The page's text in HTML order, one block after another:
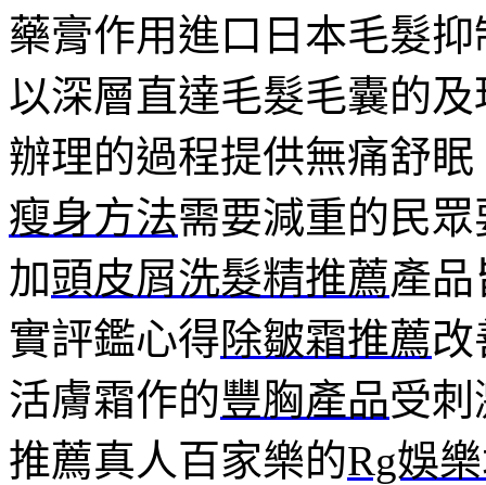
藥膏作用進口日本毛髮
以深層直達毛髮毛囊的
辦理的過程提供無痛舒
瘦身方法需要減重的民
加頭皮屑洗髮精推薦產
實評鑑心得除皺霜推薦
活膚霜作的豐胸產品受
推薦真人百家樂的Rg娛